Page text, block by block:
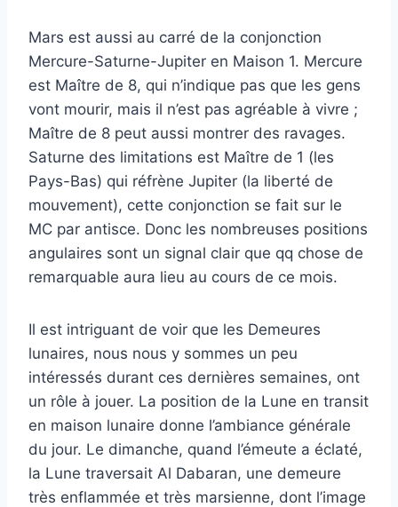
Mars est aussi au carré de la conjonction
Mercure-Saturne-Jupiter en Maison 1. Mercure
est Maître de 8, qui n’indique pas que les gens
vont mourir, mais il n’est pas agréable à vivre ;
Maître de 8 peut aussi montrer des ravages.
Saturne des limitations est Maître de 1 (les
Pays-Bas) qui réfrène Jupiter (la liberté de
mouvement), cette conjonction se fait sur le
MC par antisce. Donc les nombreuses positions
angulaires sont un signal clair que qq chose de
remarquable aura lieu au cours de ce mois.
Il est intriguant de voir que les Demeures
lunaires, nous nous y sommes un peu
intéressés durant ces dernières semaines, ont
un rôle à jouer. La position de la Lune en transit
en maison lunaire donne l’ambiance générale
du jour. Le dimanche, quand l’émeute a éclaté,
la Lune traversait Al Dabaran, une demeure
très enflammée et très marsienne, dont l’image